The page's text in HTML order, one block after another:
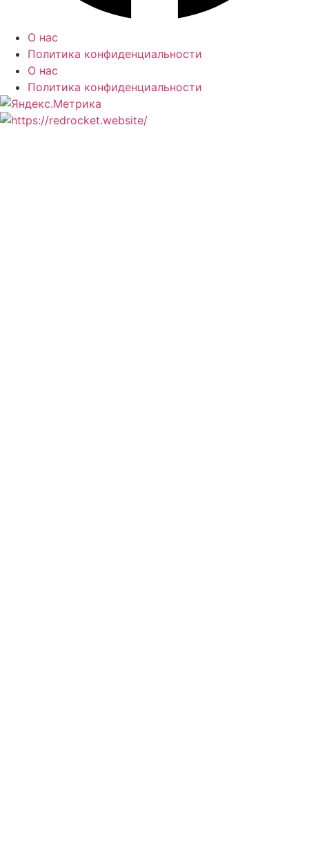
О нас
Политика конфиденциальности
О нас
Политика конфиденциальности